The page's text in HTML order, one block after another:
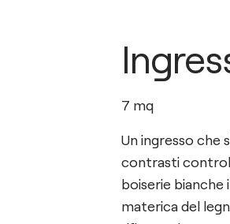
7 mq
Un ingresso che
contrasti
boiserie
materica del